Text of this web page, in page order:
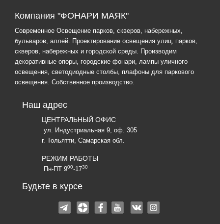
Компания "ФОНАРИ МАЯК"
Современное Освещение парков, скверов, набережных,
бульваров, аллей. Проектирование освещения улиц, парков,
скверов, набережных и городской среды. Производим
декоративные опоры, городские фонари, лампы уличного
освещения, светодиодные столбы, плафоны для паркового
освещения. Собственное производство.
Наш адрес
ЦЕНТРАЛЬНЫЙ ОФИС
ул. Индустриальная 9, оф. 305
г. Тольятти, Самарская обл.
РЕЖИМ РАБОТЫ
Пн-ПТ 900-1730
Будьте в курсе